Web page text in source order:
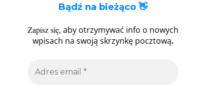
Bądź na bieżąco 👋
Zapisz się, aby otrzymywać info o nowych
wpisach na swoją skrzynkę pocztową.